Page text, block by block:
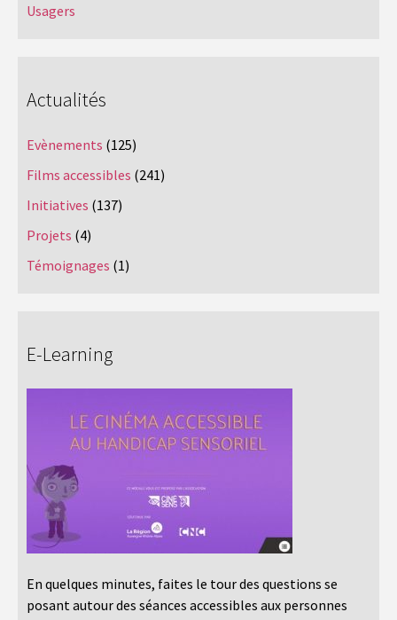
Usagers
Actualités
Evènements (125)
Films accessibles (241)
Initiatives (137)
Projets (4)
Témoignages (1)
E-Learning
En quelques minutes, faites le tour des questions se
posant autour des séances accessibles aux personnes